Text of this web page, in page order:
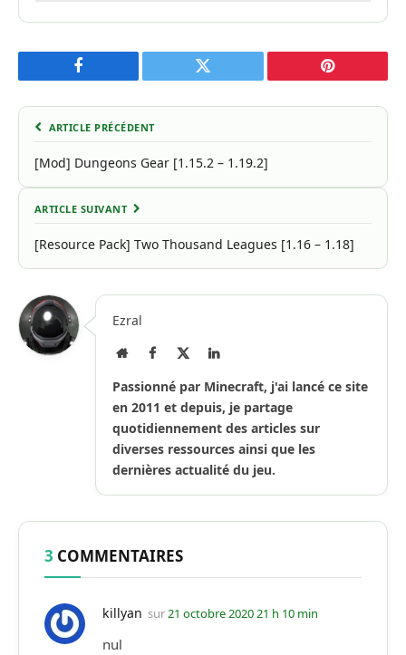
Facebook Twitter Pinterest
ARTICLE PRÉCÉDENT
[Mod] Dungeons Gear [1.15.2 – 1.19.2]
ARTICLE SUIVANT
[Resource Pack] Two Thousand Leagues [1.16 – 1.18]
Ezral
Site
Facebook LinkedIn
Passionné par Minecraft, j'ai lancé ce site
en 2011 et depuis, je partage
quotidiennement des articles sur
diverses ressources ainsi que les
dernières actualité du jeu.
3 COMMENTAIRES
killyan sur21 octobre 2020 21 h 10 min
nul